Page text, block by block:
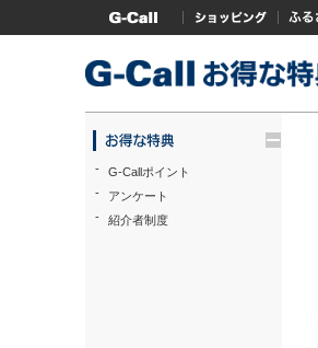
-
G-Callポイント
-
アンケート
-
紹介者制度